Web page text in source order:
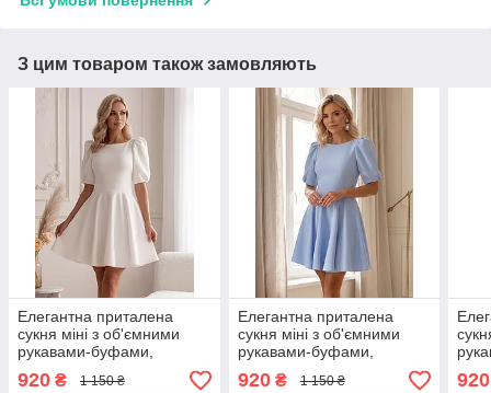
З цим товаром також замовляють
Елегантна приталена
сукня міні з об'ємними
рукавами-буфами,
молочна
920 ₴ 1 150 ₴
Елегантна приталена
сукня міні з об'ємними
рукавами-буфами,
блакитна
920₴ 1 150 ₴ 920